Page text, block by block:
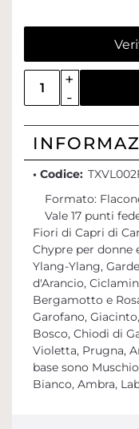
Quantità
• Codice:
Formato:
Vale 17 punti
Fiori di Capri di
Chypre per donne
Ylang-Ylang,
d'Arancio,
Bergamotto e
Garofano,
Bosco, Chiodi di
Violetta, Prugna,
base sono
Bianco, Ambra,